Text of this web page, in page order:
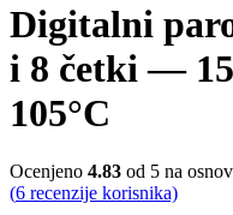
Digitalni
i 8 četki —
105°C
Ocenjeno 4.83 od 5 na
(6 recenzije korisnika)